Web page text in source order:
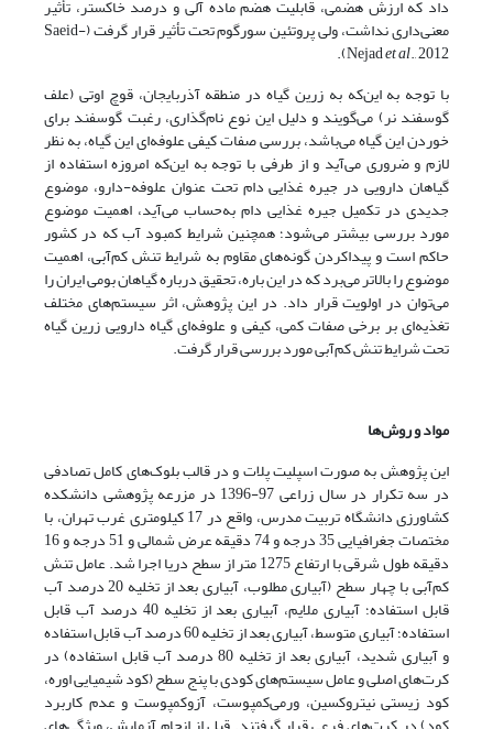
داد که ارزش هضمی، قابلیت هضم ماده آلی و درصد خاکستر، تأثیر
معنی‌داری نداشت، ولی پروتئین سورگوم تحت تأثیر قرار گرفت (Saeid-
Nejadet al., 2012).
با توجه به این‌که به زرین گیاه در منطقه آذربایجان، قوچ اوتی (علف
گوسفند نر) می‌گویند و دلیل این نوع نام‌گذاری، رغبت گوسفند برای
خوردن این گیاه می‌باشد، بررسی صفات کیفی علوفه‌ای این گیاه، به نظر
لازم و ضروری می‌آید و از طرفی با توجه به این‌که امروزه استفاده از
گیاهان دارویی در جیره غذایی دام تحت عنوان علوفه-دارو، موضوع
جدیدی در تکمیل جیره غذایی دام به‌حساب می‌آید، اهمیت موضوع
مورد بررسی بیشتر می‌شود؛ همچنین شرایط کمبود آب که در کشور
حاکم است و پیداکردن گونه‌های مقاوم به شرایط تنش کم‌آبی، اهمیت
موضوع را بالاتر می‌برد که در این باره، تحقیق درباره گیاهان بومی ایران را
می‌توان در اولویت قرار داد. در این پژوهش، اثر سیستم‌های مختلف
تغذیه‌ای بر برخی صفات کمی، کیفی و علوفه‌ای گیاه دارویی زرین گیاه
تحت شرایط تنش کم‌آبی مورد بررسی قرار گرفت.
مواد و روش‌ها
این پژوهش به صورت اسپلیت پلات و در قالب بلوک‌های کامل تصادفی
در سه تکرار در سال زراعی 97-1396 در مزرعه پژوهشی دانشکده
کشاورزی دانشگاه تربیت مدرس، واقع در 17 کیلومتری غرب تهران، با
مختصات جغرافیایی 35 درجه و 74 دقیقه عرض شمالی و 51 درجه و 16
دقیقه طول شرقی با ارتفاع 1275 متر از سطح دریا اجرا شد. عامل تنش
کم‌آبی با چهار سطح (آبیاری مطلوب، آبیاری بعد از تخلیه 20 درصد آب
قابل استفاده؛ آبیاری ملایم، آبیاری بعد از تخلیه 40 درصد آب قابل
استفاده؛ آبیاری متوسط، آبیاری بعد از تخلیه 60 درصد آب قابل استفاده
و آبیاری شدید، آبیاری بعد از تخلیه 80 درصد آب قابل استفاده) در
کرت‌های اصلی و عامل سیستم‌های کودی با پنج سطح (کود شیمیایی اوره،
کود زیستی نیتروکسین، ورمی‌کمپوست، آزوکمپوست و عدم کاربرد